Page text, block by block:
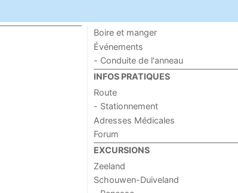
Boire et manger
Événements
- Conduite de l'anneau
INFOS PRATIQUES
Route
- Stationnement
Adresses Médicales
Forum
EXCURSIONS
Zeeland
Schouwen-Duiveland